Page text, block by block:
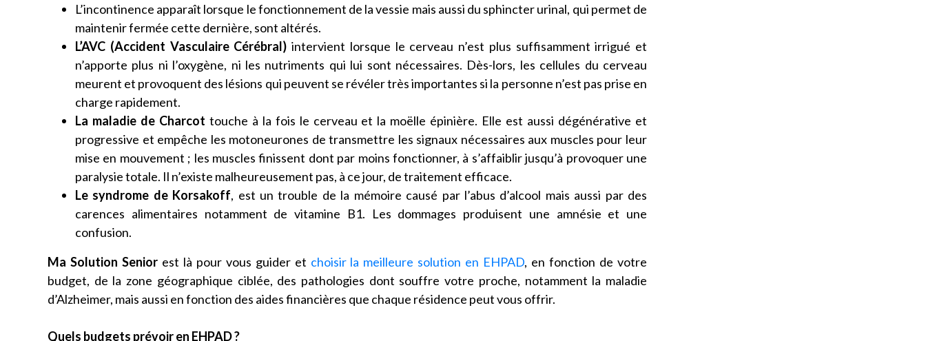
L’incontinence apparaît lorsque le fonctionnement de la vessie mais aussi du sphincter urinal, qui permet de
maintenir fermée cette dernière, sont altérés.
L’AVC (Accident Vasculaire Cérébral) intervient lorsque le cerveau n’est plus suffisamment irrigué et
n’apporte plus ni l’oxygène, ni les nutriments qui lui sont nécessaires. Dès-lors, les cellules du cerveau
meurent et provoquent des lésions qui peuvent se révéler très importantes si la personne n’est pas prise en
charge rapidement.
La maladie de Charcot touche à la fois le cerveau et la moëlle épinière. Elle est aussi dégénérative et
progressive et empêche les motoneurones de transmettre les signaux nécessaires aux muscles pour leur
mise en mouvement ; les muscles finissent dont par moins fonctionner, à s’affaiblir jusqu’à provoquer une
paralysie totale. Il n’existe malheureusement pas, à ce jour, de traitement efficace.
Le syndrome de Korsakoff, est un trouble de la mémoire causé par l’abus d’alcool mais aussi par des
carences alimentaires notamment de vitamine B1. Les dommages produisent une amnésie et une
confusion.
Ma Solution Seniorest là pour vous guider et choisir la meilleure solution en EHPAD, en fonction de votre
budget, de la zone géographique ciblée, des pathologies dont souffre votre proche, notamment la maladie
d’Alzheimer, mais aussi en fonction des aides financières que chaque résidence peut vous offrir.
Quels budgets prévoir en EHPAD ?